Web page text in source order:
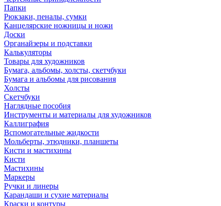
Папки
Рюкзаки, пеналы, сумки
Канцелярские ножницы и ножи
Доски
Органайзеры и подставки
Калькуляторы
Товары для художников
Бумага, альбомы, холсты, скетчбуки
Бумага и альбомы для рисования
Холсты
Скетчбуки
Наглядные пособия
Инструменты и материалы для художников
Каллиграфия
Вспомогательные жидкости
Мольберты, этюдники, планшеты
Кисти и мастихины
Кисти
Мастихины
Маркеры
Ручки и линеры
Карандаши и сухие материалы
Краски и контуры